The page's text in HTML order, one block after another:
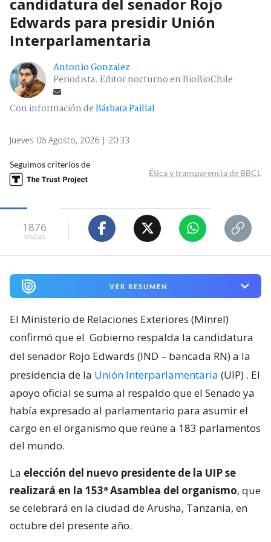
Edwards para presidir Unión
Interparlamentaria
Antonio Gonzalez
Periodista. Editor nocturno en BioBioChile
Con información deBárbara Paillal
Jueves 06 Agosto, 2026 | 20:33
Seguimos criterios de
Ética y transparencia de BBCL
1876
visitas
VER RESUMEN
El Ministerio de Relaciones Exteriores (Minrel)
confirmó que el Gobierno respalda la candidatura
del senador Rojo Edwards (IND – bancada RN) a la
presidencia de la Unión Interparlamentaria (UIP) . El
apoyo oficial se suma al respaldo que el Senado ya
había expresado al parlamentario para asumir el
cargo en el organismo que reúne a 183 parlamentos
del mundo.
La elección del nuevo presidente de la UIP se
realizará en la 153ª Asamblea del organismo, que
se celebrará en la ciudad de Arusha, Tanzania, en
octubre del presente año.